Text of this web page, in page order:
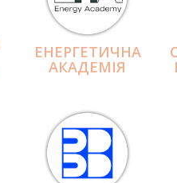
ЕНЕРГЕТИЧНА
АКАДЕМІЯ